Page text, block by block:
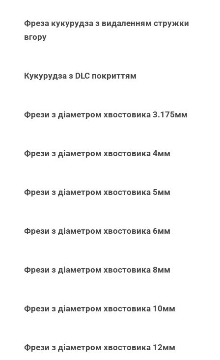
Фреза кукурудза з видаленням стружки
вгору
Кукурудза з DLC покриттям
Фрези з діаметром хвостовика 3.175мм
Фрези з діаметром хвостовика 4мм
Фрези з діаметром хвостовика 5мм
Фрези з діаметром хвостовика 6мм
Фрези з діаметром хвостовика 8мм
Фрези з діаметром хвостовика 10мм
Фрези з діаметром хвостовика 12мм